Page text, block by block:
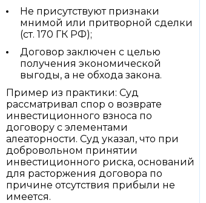
Не присутствуют признаки
мнимой или притворной сделки
(ст. 170 ГК РФ);
Договор заключен с целью
получения экономической
выгоды, а не обхода закона.
Пример из практики: Суд
рассматривал спор о возврате
инвестиционного взноса по
договору с элементами
алеаторности. Суд указал, что при
добровольном принятии
инвестиционного риска, оснований
для расторжения договора по
причине отсутствия прибыли не
имеется.